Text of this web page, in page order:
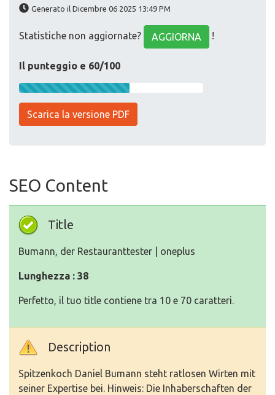
Generato il Dicembre 06 2025 13:49 PM
Statistiche non aggiornate? AGGIORNA !
Il punteggio e 60/100
Scarica la versione PDF
SEO Content
Title
Bumann, der Restauranttester | oneplus
Lunghezza : 38
Perfetto, il tuo title contiene tra 10 e 70 caratteri.
Description
Spitzenkoch Daniel Bumann steht ratlosen Wirten mit
seiner Expertise bei. Hinweis: Die Inhaberschaften der